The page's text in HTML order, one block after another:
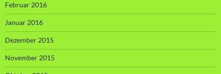
Februar 2016
Januar 2016
Dezember 2015
November 2015